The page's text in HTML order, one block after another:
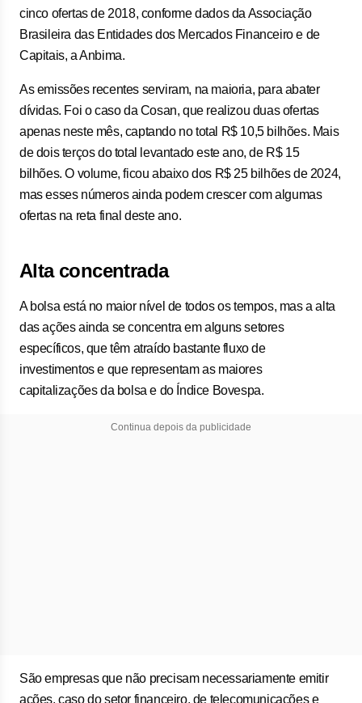
cinco ofertas de 2018, conforme dados da Associação
Brasileira das Entidades dos Mercados Financeiro e de
Capitais, a Anbima.
As emissões recentes serviram, na maioria, para abater
dívidas. Foi o caso da Cosan, que realizou duas ofertas
apenas neste mês, captando no total R$ 10,5 bilhões. Mais
de dois terços do total levantado este ano, de R$ 15
bilhões. O volume, ficou abaixo dos R$ 25 bilhões de 2024,
mas esses números ainda podem crescer com algumas
ofertas na reta final deste ano.
Alta concentrada
A bolsa está no maior nível de todos os tempos, mas a alta
das ações ainda se concentra em alguns setores
específicos, que têm atraído bastante fluxo de
investimentos e que representam as maiores
capitalizações da bolsa e do Índice Bovespa.
Continua depois da publicidade
São empresas que não precisam necessariamente emitir
ações, caso do setor financeiro, de telecomunicações e